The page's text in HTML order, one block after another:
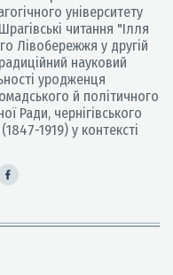
університету
читання "Ілля
Лівобережжя у другій
науковий
уродженця
й політичного
Ради, чернігівського
1919) у контексті